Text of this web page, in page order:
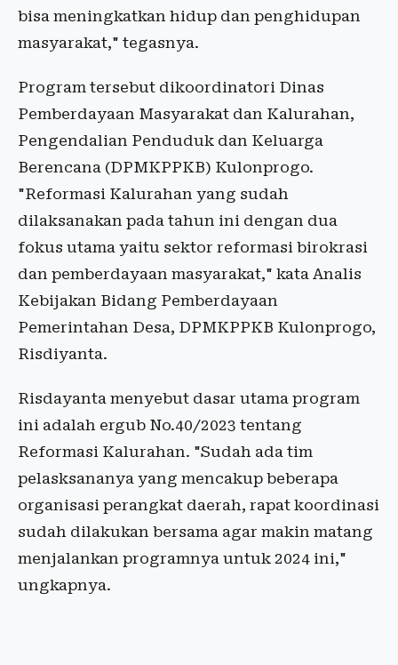
bisa meningkatkan hidup dan penghidupan
masyarakat," tegasnya.
Program tersebut dikoordinatori Dinas
Pemberdayaan Masyarakat dan Kalurahan,
Pengendalian Penduduk dan Keluarga
Berencana (DPMKPPKB) Kulonprogo.
"Reformasi Kalurahan yang sudah
dilaksanakan pada tahun ini dengan dua
fokus utama yaitu sektor reformasi birokrasi
dan pemberdayaan masyarakat," kata Analis
Kebijakan Bidang Pemberdayaan
Pemerintahan Desa, DPMKPPKB Kulonprogo,
Risdiyanta.
Risdayanta menyebut dasar utama program
ini adalah ergub No.40/2023 tentang
Reformasi Kalurahan. "Sudah ada tim
pelasksananya yang mencakup beberapa
organisasi perangkat daerah, rapat koordinasi
sudah dilakukan bersama agar makin matang
menjalankan programnya untuk 2024 ini,"
ungkapnya.